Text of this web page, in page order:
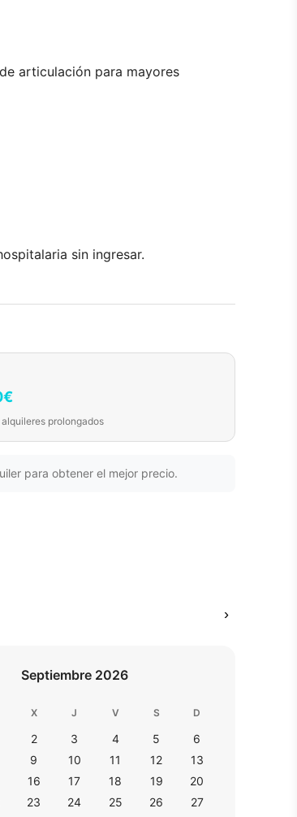
articulación para mayores
sin ingresar.
prolongados
para obtener el mejor precio.
›
Septiembre 2026
X J V S D
2 3 4 5
6
9 10 11 12
13
16 17 18 19
20
23 24 25 26
27